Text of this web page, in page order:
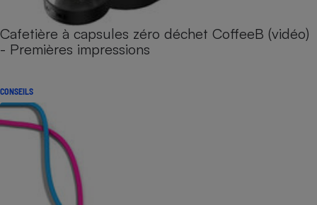
Cafetière à capsules zéro déchet CoffeeB (vidéo)
- Premières impressions
CONSEILS